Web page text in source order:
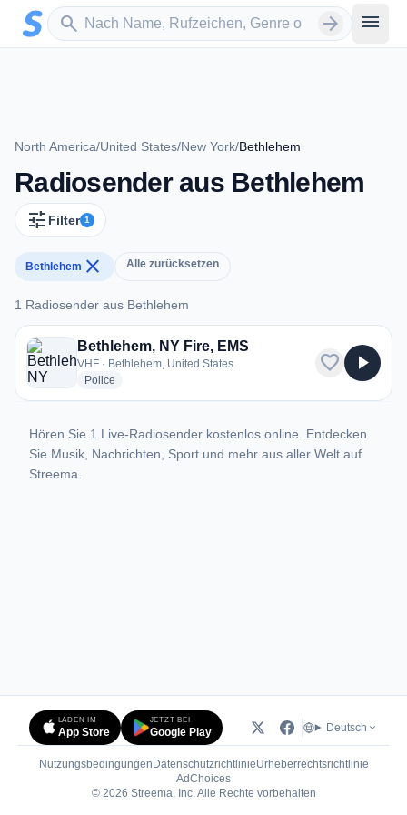
Zum Hauptinhalt springen
search
Sender suchen arrow_forward menu
North America/United States/New York/Bethlehem
Radiosender aus Bethlehem
tune Filter 1
Bethlehem close Alle zurücksetzen
1 Radiosender aus Bethlehem
1 Radiosender aus Bethlehem
Bethlehem, NY Fire, EMS
VHF · Bethlehem, United States
Police
favorite play_arrow
Hören Sie 1 Live-Radiosender kostenlos online. Entdecken
Sie Musik, Nachrichten, Sport und mehr aus aller Welt auf
Streema.
LADEN IM
App Store
JETZT BEI
Google Play Deutsch
Nutzungsbedingungen DatenschutzrichtlinieUrheberrechtsrichtlinie
AdChoices(öffnet in neuem Tab)
© 2026 Streema, Inc. Alle Rechte vorbehalten